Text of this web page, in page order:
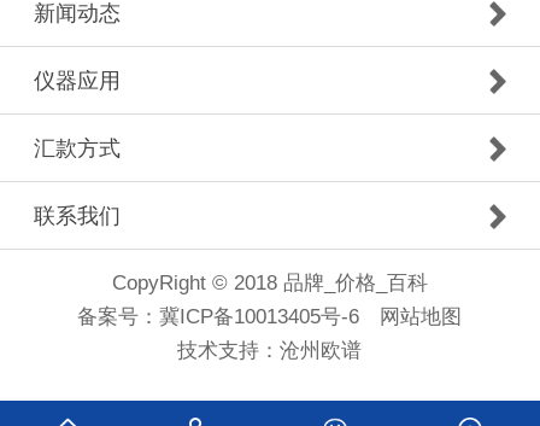
新闻动态
仪器应用
汇款方式
联系我们
CopyRight © 2018 品牌_价格_百科
备案号：冀ICP备10013405号-6
网站地图
技术支持：沧州欧谱